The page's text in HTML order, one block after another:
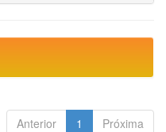
Anterior 1 Próxima